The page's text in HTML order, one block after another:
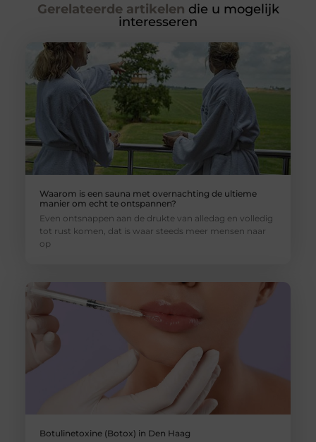
Gerelateerde artikelen die u mogelijk
interesseren
Waarom is een sauna met overnachting de ultieme
manier om echt te ontspannen?
Even ontsnappen aan de drukte van alledag en volledig
tot rust komen, dat is waar steeds meer mensen naar
op
Botulinetoxine (Botox) in Den Haag